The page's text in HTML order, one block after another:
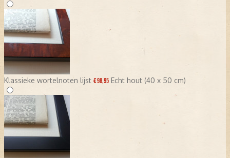
Klassieke wortelnoten lijst € 98,95 Echt hout (40 x 50 cm)